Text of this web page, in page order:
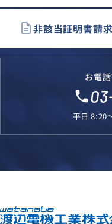
description非該当証明書請求
お電
local_phone
平日 8:20